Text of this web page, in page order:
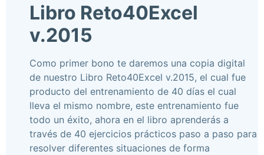
Libro Reto40Excel
v.2015
Como primer bono te daremos una copia digital
de nuestro Libro Reto40Excel v.2015, el cual fue
producto del entrenamiento de 40 días el cual
lleva el mismo nombre, este entrenamiento fue
todo un éxito, ahora en el libro aprenderás a
través de 40 ejercicios prácticos paso a paso para
resolver diferentes situaciones de forma